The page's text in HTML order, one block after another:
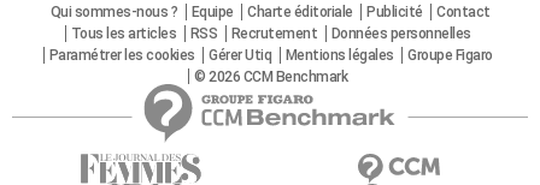
Qui sommes-nous ? Equipe Charte éditoriale Publicité
Contact
Tous les articles
RSS Recrutement
Données personnelles
Paramétrer les cookies
Gérer Utiq Mentions légales
Groupe Figaro
© 2026 CCM Benchmark